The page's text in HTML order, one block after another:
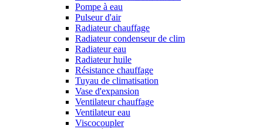
Pompe à eau
Pulseur d'air
Radiateur chauffage
Radiateur condenseur de clim
Radiateur eau
Radiateur huile
Résistance chauffage
Tuyau de climatisation
Vase d'expansion
Ventilateur chauffage
Ventilateur eau
Viscocoupler